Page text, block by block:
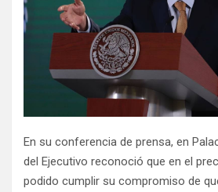
En su conferencia de prensa, en
del Ejecutivo reconoció que en el
podido cumplir su compromiso de